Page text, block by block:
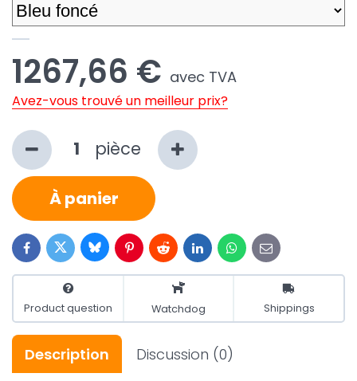
1267,66 € avec TVA
Avez-vous trouvé un meilleur prix?
pièce
À panier
FacebookTwitterBlueskyPinterestRedditLinkedInWhatsApp
E-
mail
Product question Watchdog Shippings
Description Discussion (0)